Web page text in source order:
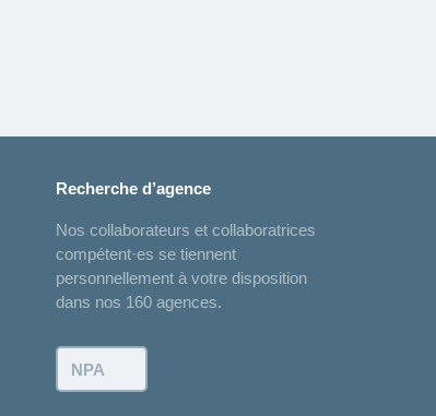
Recherche d’agence
Nos collaborateurs et collaboratrices
compétent·es se tiennent
personnellement à votre disposition
dans nos 160 agences.
NPA: